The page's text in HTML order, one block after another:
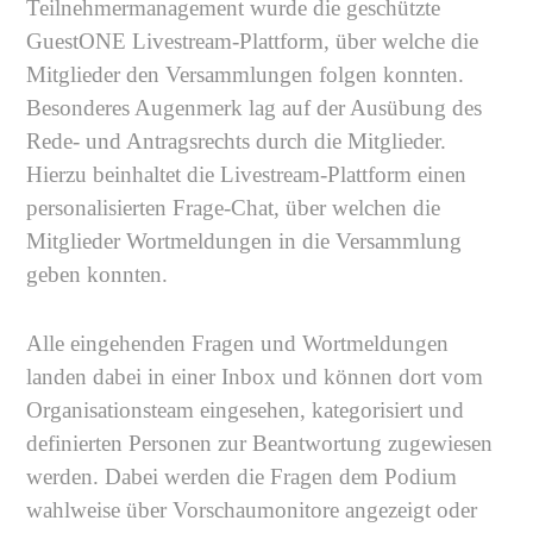
Teilnehmermanagement wurde die geschützte
GuestONE Livestream-Plattform, über welche die
Mitglieder den Versammlungen folgen konnten.
Besonderes Augenmerk lag auf der Ausübung des
Rede- und Antragsrechts durch die Mitglieder.
Hierzu beinhaltet die Livestream-Plattform einen
personalisierten Frage-Chat, über welchen die
Mitglieder Wortmeldungen in die Versammlung
geben konnten.
Alle eingehenden Fragen und Wortmeldungen
landen dabei in einer Inbox und können dort vom
Organisationsteam eingesehen, kategorisiert und
definierten Personen zur Beantwortung zugewiesen
werden. Dabei werden die Fragen dem Podium
wahlweise über Vorschaumonitore angezeigt oder